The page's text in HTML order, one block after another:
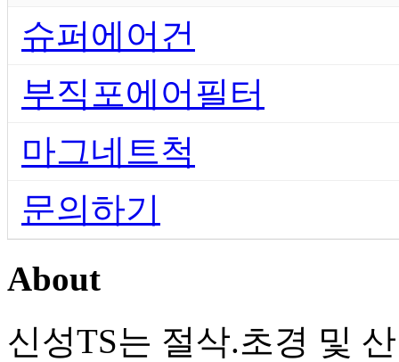
슈퍼에어건
부직포에어필터
마그네트척
문의하기
About
신성TS는 절삭.초경 및